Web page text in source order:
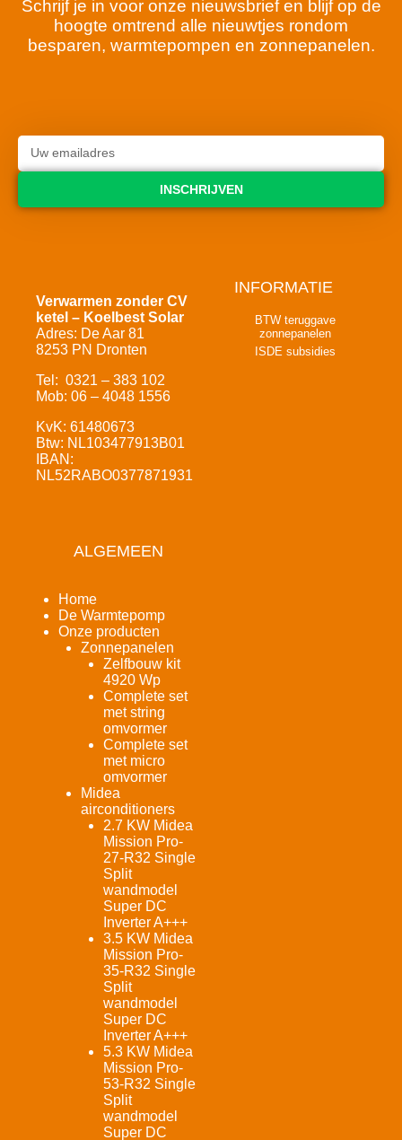
Schrijf je in voor onze nieuwsbrief en blijf op de
hoogte omtrend alle nieuwtjes rondom
besparen, warmtepompen en zonnepanelen.
INSCHRIJVEN
Verwarmen zonder CV
ketel – Koelbest Solar
Adres: De Aar 81
8253 PN Dronten
Tel: 0321 – 383 102
Mob: 06 – 4048 1556
KvK: 61480673
Btw: NL103477913B01
IBAN:
NL52RABO0377871931
INFORMATIE
BTW teruggave
zonnepanelen
ISDE subsidies
ALGEMEEN
Home
De Warmtepomp
Onze producten
Zonnepanelen
Zelfbouw kit
4920 Wp
Complete set
met string
omvormer
Complete set
met micro
omvormer
Midea
airconditioners
2.7 KW Midea
Mission Pro-
27-R32 Single
Split
wandmodel
Super DC
Inverter A+++
3.5 KW Midea
Mission Pro-
35-R32 Single
Split
wandmodel
Super DC
Inverter A+++
5.3 KW Midea
Mission Pro-
53-R32 Single
Split
wandmodel
Super DC